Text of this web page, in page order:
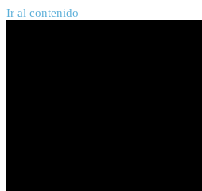
Ir al contenido